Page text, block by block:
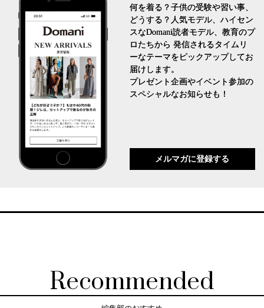
何を着る？子供の受験や習い事、
どうする？人気モデル、ハイセン
スなDomani読者モデル、教育のプ
ロたちから 発信されるタイムリ
ーなテーマをピックアップしてお
届けします。
プレゼント企画やイベント参加の
スペシャルなお知らせも！
メルマガに登録する
Recommended